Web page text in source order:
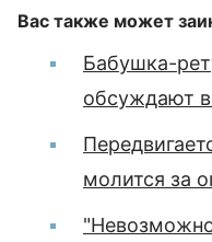
Вас также может
Бабушка-
обсуждают
молится за
"Невозможно